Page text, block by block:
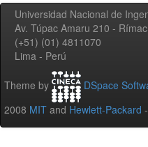
Universidad Nacional de
Av. Túpac Amaru 210 -
(+51) (01) 4811070
Lima - Perú
Theme by DSpace
2008 MIT and Hewlett-Packard -